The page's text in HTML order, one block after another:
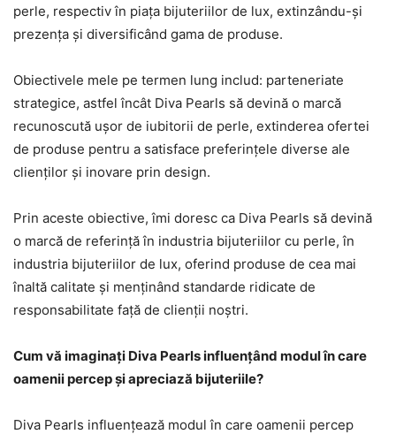
perle, respectiv în piața bijuteriilor de lux, extinzându-și
prezența și diversificând gama de produse.
Obiectivele mele pe termen lung includ: parteneriate
strategice, astfel încât Diva Pearls să devină o marcă
recunoscută ușor de iubitorii de perle, extinderea ofertei
de produse pentru a satisface preferințele diverse ale
clienților și inovare prin design.
Prin aceste obiective, îmi doresc ca Diva Pearls să devină
o marcă de referință în industria bijuteriilor cu perle, în
industria bijuteriilor de lux, oferind produse de cea mai
înaltă calitate și menținând standarde ridicate de
responsabilitate față de clienții noștri.
Cum vă imaginați Diva Pearls influențând modul în care
oamenii percep și apreciază bijuteriile?
Diva Pearls influențează modul în care oamenii percep